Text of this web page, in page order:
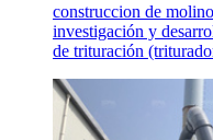
construccion de
investigación y
de trituración